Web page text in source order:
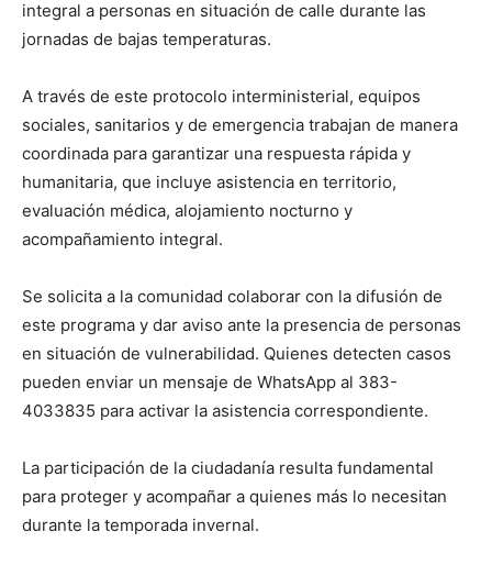
integral a personas en situación de calle durante las
jornadas de bajas temperaturas.
A través de este protocolo interministerial, equipos
sociales, sanitarios y de emergencia trabajan de manera
coordinada para garantizar una respuesta rápida y
humanitaria, que incluye asistencia en territorio,
evaluación médica, alojamiento nocturno y
acompañamiento integral.
Se solicita a la comunidad colaborar con la difusión de
este programa y dar aviso ante la presencia de personas
en situación de vulnerabilidad. Quienes detecten casos
pueden enviar un mensaje de WhatsApp al 383-
4033835 para activar la asistencia correspondiente.
La participación de la ciudadanía resulta fundamental
para proteger y acompañar a quienes más lo necesitan
durante la temporada invernal.